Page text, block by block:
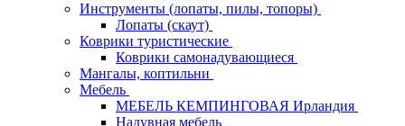
Инструменты (лопаты, пилы, топоры)
Лопаты (скаут)
Коврики туристические
Коврики самонадувающиеся
Мангалы, коптильни
Мебель
МЕБЕЛЬ КЕМПИНГОВАЯ Ирландия
Надувная мебель